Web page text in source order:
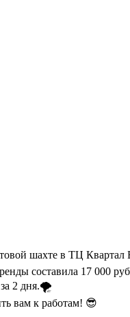
шахте в ТЦ Квартал
составила 17 000
за 2 дня.🌪
вам к работам! 😎